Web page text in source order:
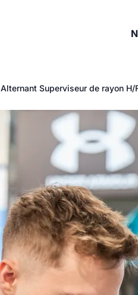
Alternant Superviseur de rayon H/